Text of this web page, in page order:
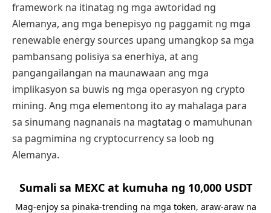
framework na itinatag ng mga awtoridad ng
Alemanya, ang mga benepisyo ng paggamit ng mga
renewable energy sources upang umangkop sa mga
pambansang polisiya sa enerhiya, at ang
pangangailangan na maunawaan ang mga
implikasyon sa buwis ng mga operasyon ng crypto
mining. Ang mga elementong ito ay mahalaga para
sa sinumang nagnanais na magtatag o mamuhunan
sa pagmimina ng cryptocurrency sa loob ng
Alemanya.
Sumali sa MEXC at kumuha ng 10,000 USDT
Mag-enjoy sa pinaka-trending na mga token, araw-araw na